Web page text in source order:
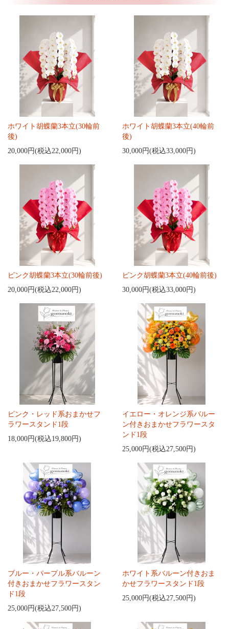
ホワイト胡蝶蘭3本立(30輪前
後)
20,000円(税込22,000円)
ホワイト胡蝶蘭3本立(40輪前
後)
30,000円(税込33,000円)
ピンク胡蝶蘭3本立(30輪前後)
20,000円(税込22,000円)
ピンク胡蝶蘭3本立(40輪前後)
30,000円(税込33,000円)
ピンク・レッド系おまかせフ
ラワースタンド1段
18,000円(税込19,800円)
イエロー・オレンジ系バルー
ン付きおまかせフラワースタ
ンド1段
25,000円(税込27,500円)
ブルー・パープル系バルーン
付きおまかせフラワースタン
ド1段
25,000円(税込27,500円)
ホワイト系バルーン付きおま
かせフラワースタンド1段
25,000円(税込27,500円)